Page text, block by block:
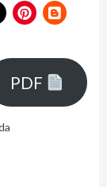
PDF